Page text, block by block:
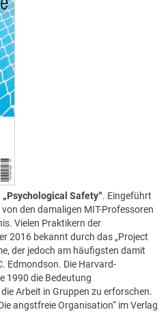
„Psychological Safety“. Eingeführt
den damaligen MIT-Professoren
Vielen Praktikern der
2016 bekannt durch das „Project
der jedoch am häufigsten damit
Edmondson. Die Harvard-
1990 die Bedeutung
Arbeit in Gruppen zu erforschen.
angstfreie Organisation“ im Verlag